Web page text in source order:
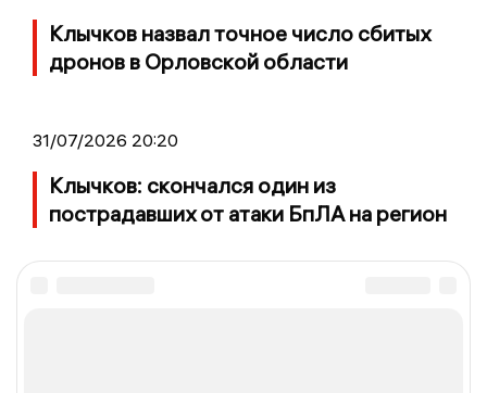
Клычков назвал точное число сбитых
дронов в Орловской области
31/07/2026 20:20
Клычков: скончался один из
пострадавших от атаки БпЛА на регион